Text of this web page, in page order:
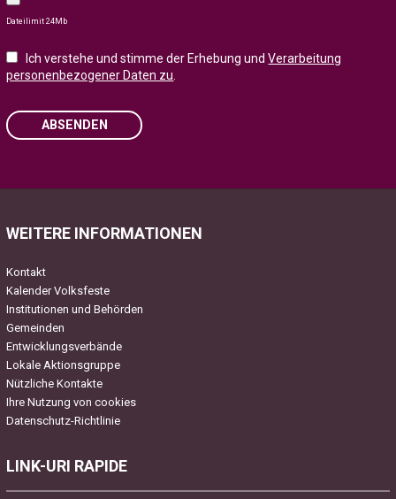
Dateilimit 24Mb
Ich verstehe und stimme der Erhebung undVerarbeitung
personenbezogener Daten zu.
ABSENDEN
WEITERE INFORMATIONEN
Kontakt
Kalender Volksfeste
Institutionen und Behörden
Gemeinden
Entwicklungsverbände
Lokale Aktionsgruppe
Nützliche Kontakte
Ihre Nutzung von cookies
Datenschutz-Richtlinie
LINK-URI RAPIDE